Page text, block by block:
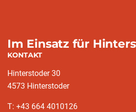
Im Einsatz für
KONTAKT
Hinterstoder 30
4573 Hinterstoder
T: +43 664 4010126